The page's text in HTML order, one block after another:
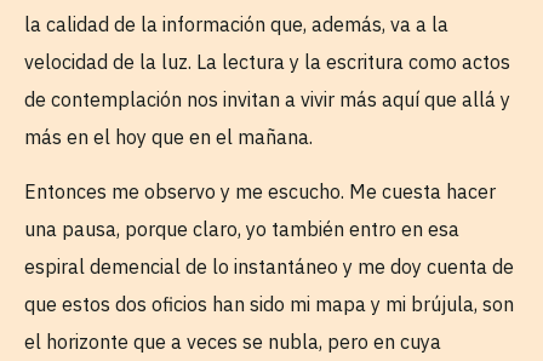
la calidad de la información que, además, va a la
velocidad de la luz. La lectura y la escritura como actos
de contemplación nos invitan a vivir más aquí que allá y
más en el hoy que en el mañana.
Entonces me observo y me escucho. Me cuesta hacer
una pausa, porque claro, yo también entro en esa
espiral demencial de lo instantáneo y me doy cuenta de
que estos dos oficios han sido mi mapa y mi brújula, son
el horizonte que a veces se nubla, pero en cuya